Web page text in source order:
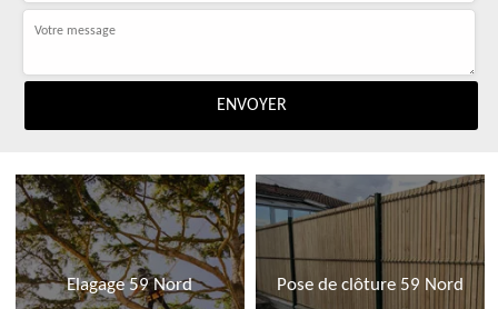
Elagage 59 Nord Pose de clôture 59 Nord